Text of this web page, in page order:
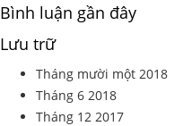
Bình luận gần đây
Lưu trữ
Tháng mười một 2018
Tháng 6 2018
Tháng 12 2017